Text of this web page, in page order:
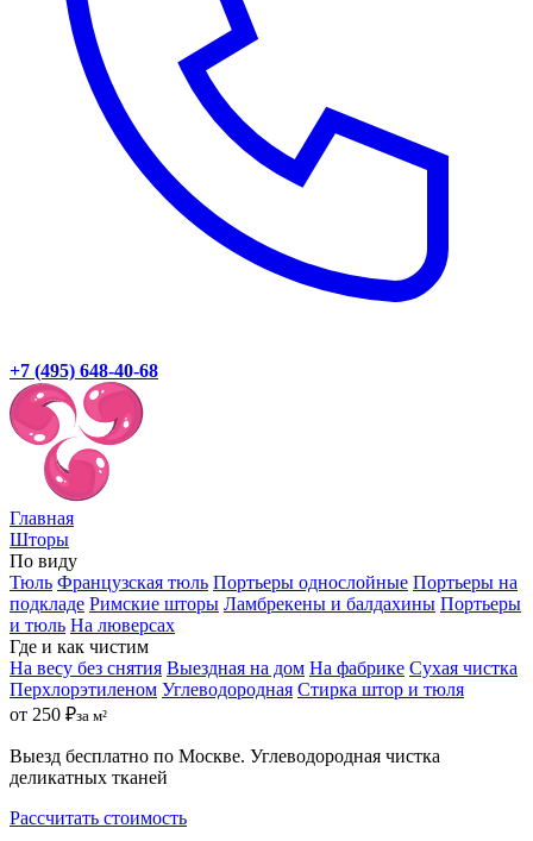
+7 (495) 648-40-68
Главная
Шторы
По виду
Тюль Французская тюль Портьеры однослойные Портьеры на
подкладе Римские шторы Ламбрекены и балдахины Портьеры
и тюль На люверсах
Где и как чистим
На весу без снятия Выездная на дом На фабрике Сухая чистка
Перхлорэтиленом Углеводородная Стирка штор и тюля
от 250 ₽за м²
Выезд бесплатно по Москве. Углеводородная чистка
деликатных тканей
Рассчитать стоимость